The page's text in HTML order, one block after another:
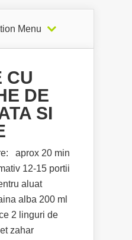
Menu
CU
DE
SI
aprox 20 min
12-15 portii
aluat
alba 200 ml
2 linguri de
zahar